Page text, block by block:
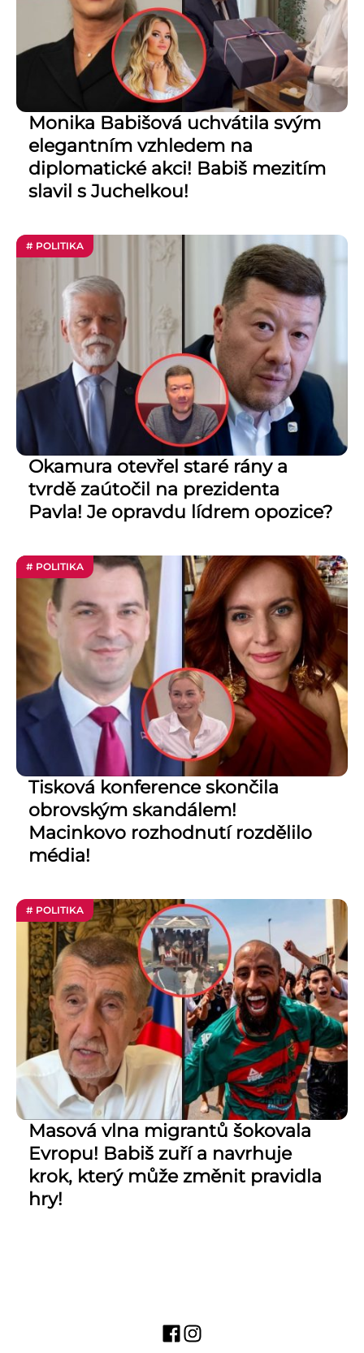
Monika Babišová uchvátila svým
elegantním vzhledem na
diplomatické akci! Babiš mezitím
slavil s Juchelkou!
# POLITIKA
Okamura otevřel staré rány a
tvrdě zaútočil na prezidenta
Pavla! Je opravdu lídrem opozice?
# POLITIKA
Tisková konference skončila
obrovským skandálem!
Macinkovo rozhodnutí rozdělilo
média!
# POLITIKA
Masová vlna migrantů šokovala
Evropu! Babiš zuří a navrhuje
krok, který může změnit pravidla
hry!